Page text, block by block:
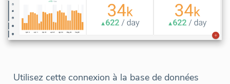
Utilisez cette connexion à la base de données